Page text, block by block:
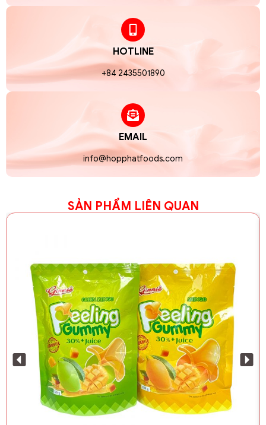
HOTLINE
+84 2435501890
EMAIL
info@hopphatfoods.com
SẢN PHẨM LIÊN QUAN